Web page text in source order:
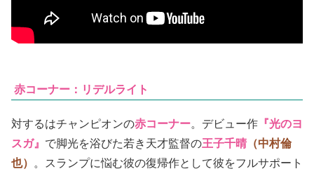
赤コーナー：リデルライト
対するはチャンピオンの赤コーナー。デビュー作 『光のヨ
スガ』 で脚光を浴びた若き天才監督の王子千晴 （中村倫
也） 。スランプに悩む彼の復帰作として彼をフルサポート